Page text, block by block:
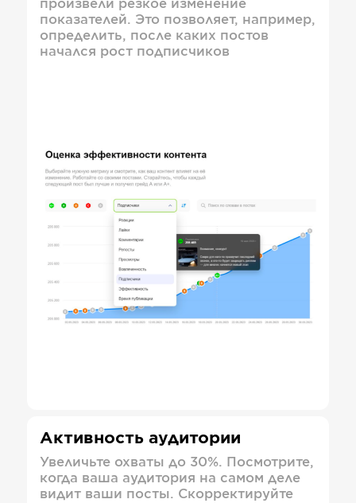
произвели резкое изменение
показателей. Это позволяет, например,
определить, после каких постов
начался рост подписчиков
Активность аудитории
Увеличьте охваты до 30%. Посмотрите,
когда ваша аудитория на самом деле
видит ваши посты. Скорректируйте